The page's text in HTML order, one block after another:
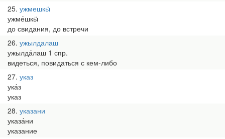
25 ужмешкӹ
ужме́шкӹ
до свидания, до встречи
26 ужылдалаш
ужылда́лаш 1 спр.
видеться, повидаться с кем-либо
27 указ
ука́з
указ
28 указани
указа́ни
указание